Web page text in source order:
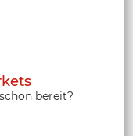
bereit?